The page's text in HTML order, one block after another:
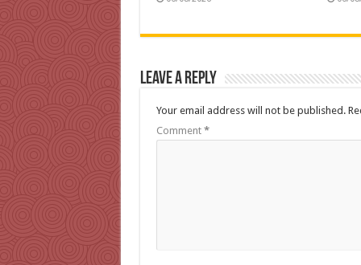
Leave a Reply
Your email address will not be published.
Comment *